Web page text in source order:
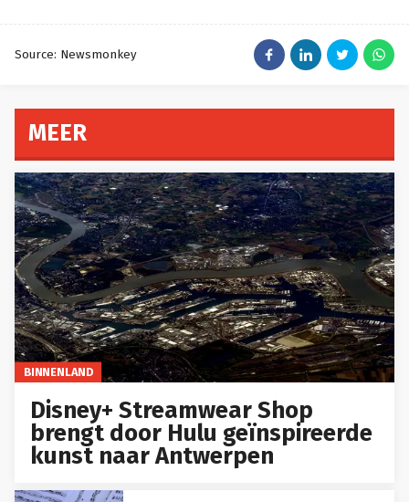
Source: Newsmonkey
MEER
BINNENLAND
Disney+ Streamwear Shop
brengt door Hulu geïnspireerde
kunst naar Antwerpen